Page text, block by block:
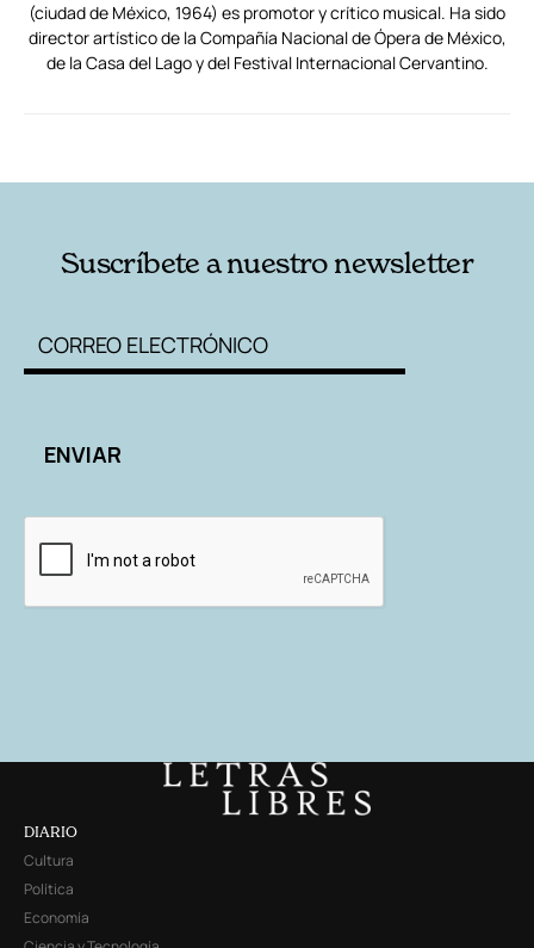
(ciudad de México, 1964) es promotor y crítico musical. Ha sido
director artístico de la Compañía Nacional de Ópera de México,
de la Casa del Lago y del Festival Internacional Cervantino.
Suscríbete a nuestro newsletter
DIARIO
Cultura
Política
Economía